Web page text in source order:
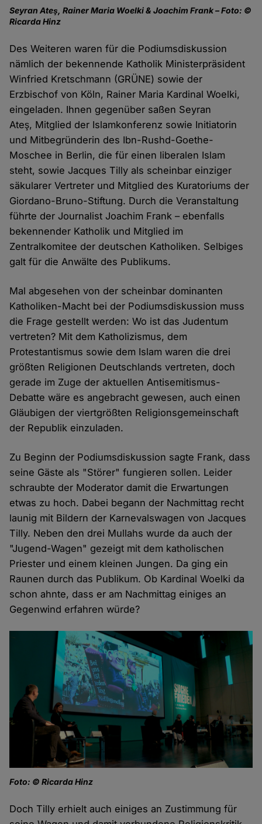
Seyran Ateş, Rainer Maria Woelki & Joachim Frank – Foto: ©
Ricarda Hinz
Des Weiteren waren für die Podiumsdiskussion
nämlich der bekennende Katholik Ministerpräsident
Winfried Kretschmann (GRÜNE) sowie der
Erzbischof von Köln, Rainer Maria Kardinal Woelki,
eingeladen. Ihnen gegenüber saßen Seyran
Ateş, Mitglied der Islamkonferenz sowie Initiatorin
und Mitbegründerin des Ibn-Rushd-Goethe-
Moschee in Berlin, die für einen liberalen Islam
steht, sowie Jacques Tilly als scheinbar einziger
säkularer Vertreter und Mitglied des Kuratoriums der
Giordano-Bruno-Stiftung. Durch die Veranstaltung
führte der Journalist Joachim Frank – ebenfalls
bekennender Katholik und Mitglied im
Zentralkomitee der deutschen Katholiken. Selbiges
galt für die Anwälte des Publikums.
Mal abgesehen von der scheinbar dominanten
Katholiken-Macht bei der Podiumsdiskussion muss
die Frage gestellt werden: Wo ist das Judentum
vertreten? Mit dem Katholizismus, dem
Protestantismus sowie dem Islam waren die drei
größten Religionen Deutschlands vertreten, doch
gerade im Zuge der aktuellen Antisemitismus-
Debatte wäre es angebracht gewesen, auch einen
Gläubigen der viertgrößten Religionsgemeinschaft
der Republik einzuladen.
Zu Beginn der Podiumsdiskussion sagte Frank, dass
seine Gäste als "Störer" fungieren sollen. Leider
schraubte der Moderator damit die Erwartungen
etwas zu hoch. Dabei begann der Nachmittag recht
launig mit Bildern der Karnevalswagen von Jacques
Tilly. Neben den drei Mullahs wurde da auch der
"Jugend-Wagen" gezeigt mit dem katholischen
Priester und einem kleinen Jungen. Da ging ein
Raunen durch das Publikum. Ob Kardinal Woelki da
schon ahnte, dass er am Nachmittag einiges an
Gegenwind erfahren würde?
Foto: © Ricarda Hinz
Doch Tilly erhielt auch einiges an Zustimmung für